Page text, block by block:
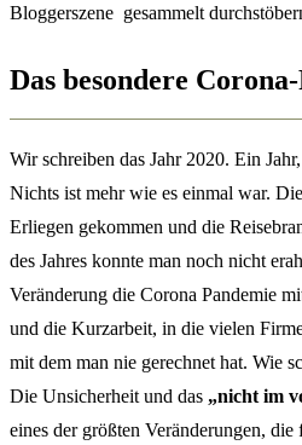
Bloggerszene gesammelt
Das besondere
Wir schreiben das Jahr 2020. Ein
Nichts ist mehr wie es einmal war.
Erliegen gekommen und die
des Jahres konnte man noch nicht
Veränderung die Corona Pandemie
und die Kurzarbeit, in die vielen
mit dem man nie gerechnet hat. Wie
Die Unsicherheit und das „nicht im
eines der größten Veränderungen,